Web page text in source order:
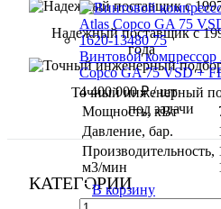
Винтовой компрессор
Copco GA 75 VSD +
4 400 000 ₽/ шт
Мощность, кВт
Давление, бар.
Производительность,
м3/мин
В корзину
Надежный поставщик с
года
Точный инженерный
под задачи
КАТЕГОРИИ